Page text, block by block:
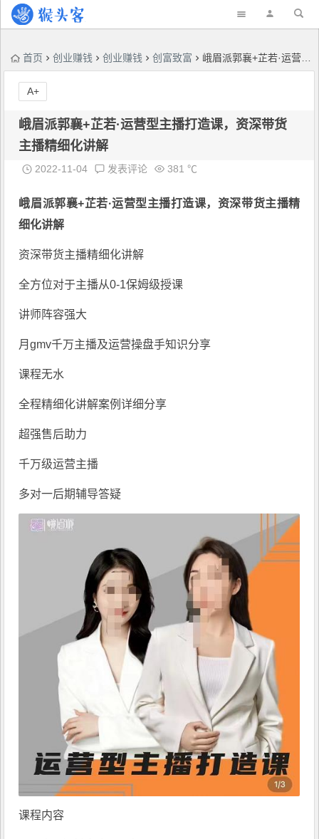
首页 创业赚钱 创业赚钱 创富致富 峨眉派郭襄+芷若·运营型主播打造课，资深带货主播精细化讲解
峨眉派郭襄+芷若·运营型主播打造课，资深带货
主播精细化讲解
2022-11-04 发表评论 381 ℃
峨眉派郭襄+芷若·运营型主播打造课，资深带货主播精
细化讲解
资深带货主播精细化讲解
全方位对于主播从0-1保姆级授课
讲师阵容强大
月gmv千万主播及运营操盘手知识分享
课程无水
全程精细化讲解案例详细分享
超强售后助力
千万级运营主播
多对一后期辅导答疑
课程内容
A+